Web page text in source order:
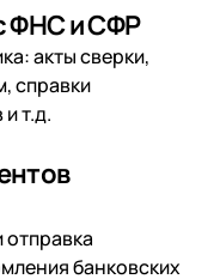
ФНС и СФР
акты сверки,
справки
т.д.
отправка
банковских